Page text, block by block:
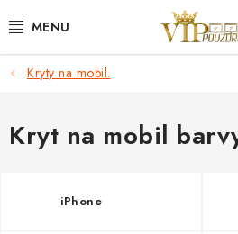
na
KRYTY NA MOBIL.
OCHRANA DISPLEJE - SKLO A FÓLIE
Kryty na mobil.
Kryt na mobil
iPhone